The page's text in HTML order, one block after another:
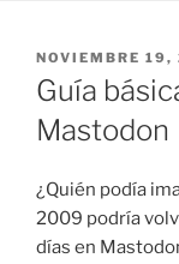
PUBLICADO
EL
NOVIEMBRE 19,
Guía
Mastodon
¿Quién podía
2009 podría
días en